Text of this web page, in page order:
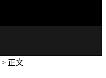
> 正文